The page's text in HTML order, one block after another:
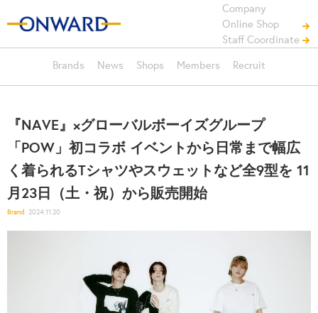
Company
Online Shop
Staff Coordinate
Brands
News Shops Members Recruit
『NAVE』×グローバルボーイズグループ
「POW」初コラボ イベントから日常まで幅広
く着られるTシャツやスウェットなど全9型を 11
月23日（土・祝）から販売開始
Brand 2024.11.20